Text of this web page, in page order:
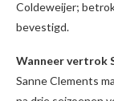
Coldeweijer;
bevestigd.
Wanneer vertrok
Sanne Clements